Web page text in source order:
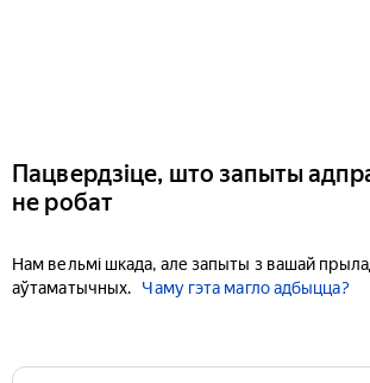
Пацвердзіце, што запыты
не робат
Нам вельмі шкада, але запыты з вашай
аўтаматычных.
Чаму гэта магло адбыцца?